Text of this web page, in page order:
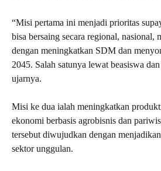
“Misi pertama ini menjadi prioritas
bisa bersaing secara regional, nasional,
dengan meningkatkan SDM dan
2045. Salah satunya lewat beasiswa
ujarnya.
Misi ke dua ialah meningkatkan
ekonomi berbasis agrobisnis dan
tersebut diwujudkan dengan
sektor unggulan.